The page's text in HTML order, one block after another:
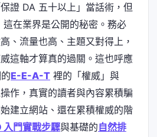
證 DA 五十以上」當話術，但
在業界是公開的秘密。務必
、流量也高、主題又對得上，
這軸才算真的過關。這也呼應
E-E-A-T 裡的「權威」與
操作，真實的讀者與內容累積騙
建立網站、還在累積權威的階
入門實戰步驟與基礎的自然排